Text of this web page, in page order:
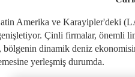
Amerika ve Karayipler'deki
Çinli firmalar, önemli
bölgenin dinamik deniz
yerleşmiş durumda.